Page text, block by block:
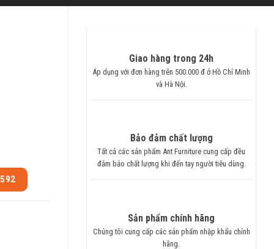
Giao hàng trong 24h
Áp dụng với đơn hàng trên 500.000 đ ở Hồ Chí Minh
và Hà Nội.
Bảo đảm chất lượng
Tất cả các sản phẩm Ant Furniture cung cấp đều
đảm bảo chất lượng khi đến tay người tiêu dùng.
Sản phẩm chính hãng
Chúng tôi cung cấp các sản phẩm nhập khẩu chính
hãng.